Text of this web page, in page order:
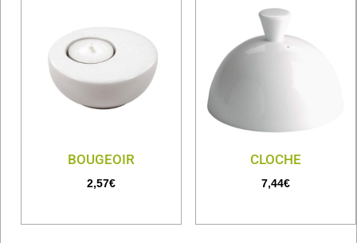
BOUGEOIR
2,57€
CLOCHE
7,44€